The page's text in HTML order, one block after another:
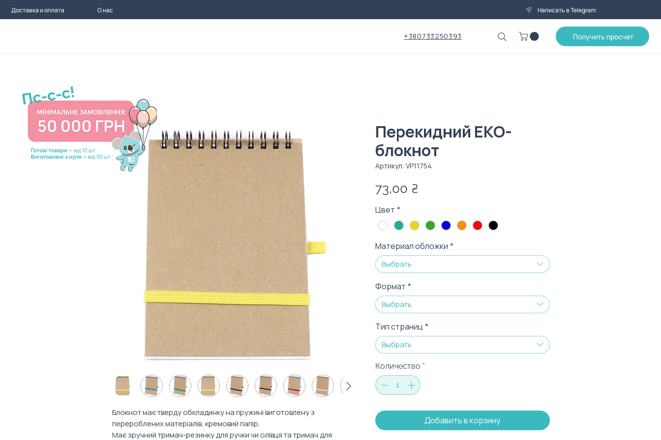
Доставка и оплата О нас Написать в Telegram
+380733250393 Получить просчет
Блокнот має тверду обкладинку на пружині виготовлену з
перероблених матеріалів, кремовий папір.
Має зручний тримач-резинку для ручки чи олівця та тримач для
Перекидний ЕКО-
блокнот
Артикул: VP11754
73,00 ₴
Цвет *
Материал обложки *
Выбрать
Формат *
Выбрать
Тип страниц *
Выбрать
Количество *
Добавить в корзину